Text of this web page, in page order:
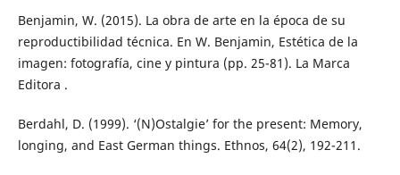
Benjamin, W. (2015). La obra de arte en la época de su
reproductibilidad técnica. En W. Benjamin, Estética de la
imagen: fotografía, cine y pintura (pp. 25-81). La Marca
Editora .
Berdahl, D. (1999). ‘(N)Ostalgie’ for the present: Memory,
longing, and East German things. Ethnos, 64(2), 192-211.